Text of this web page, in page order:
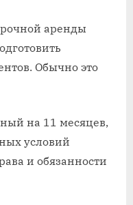
аренды
Обычно это
на 11 месяцев,
условий
и обязанности